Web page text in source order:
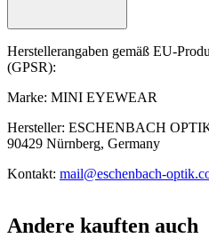
Herstellerangaben gemäß EU-
(GPSR):
Marke: MINI EYEWEAR
Hersteller: ESCHENBACH
90429 Nürnberg, Germany
Kontakt: mail@eschenbach-
Andere kauften auch